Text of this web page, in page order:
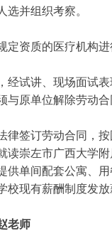
选并组织考察。
定资质的医疗机构进
经试讲、现场面试
与原单位解除劳动
律签订劳动合同，按
读崇左市广西大学附
供单间配套公寓、用
校现有薪酬制度发放
老师